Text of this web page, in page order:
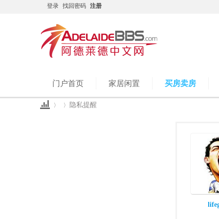
登录 找回密码 注册
门户首页 家居闲置 买房卖房
隐私提醒